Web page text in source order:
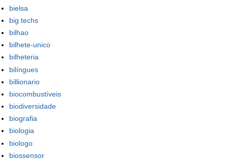
bielsa
big techs
bilhao
bilhete-unico
bilheteria
bilíngues
billionario
biocombustíveis
biodiversidade
biografia
biologia
biologo
biossensor